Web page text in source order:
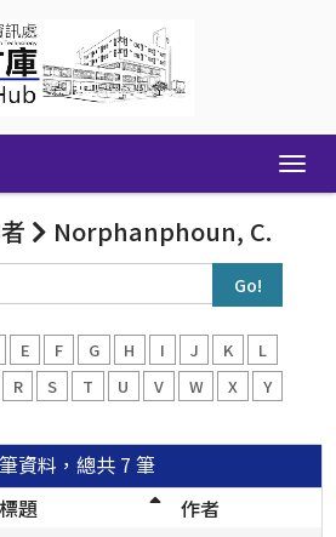
Norphanphoun, C.
入
前
幾
個
E F G H I J K
L
R S T U V W X
Y
資料，總共 7 筆
標題
作者